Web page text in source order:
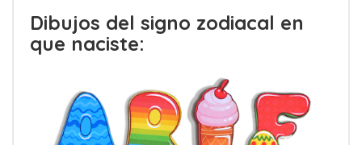
Dibujos del signo zodiacal en
que naciste: